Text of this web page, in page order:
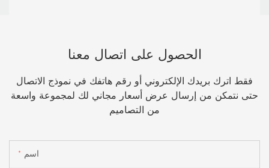
الحصول على اتصال معنا
فقط اترك بريدك الإلكتروني أو رقم هاتفك في نموذج الاتصال
حتى نتمكن من إرسال عرض أسعار مجاني لك لمجموعة واسعة
من التصاميم
اسم